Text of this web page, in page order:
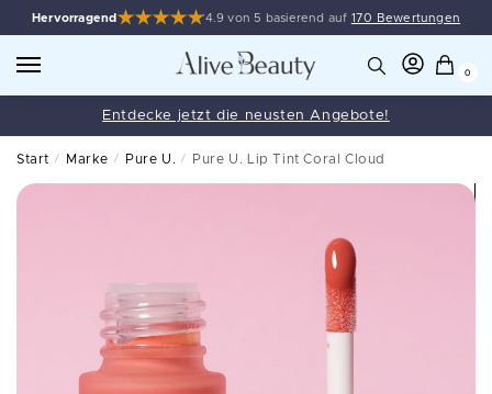
Hervorragend 4.9 von 5 basierend auf 170 Bewertungen
0
Entdecke jetzt die neusten Angebote!
Start / Marke / Pure U. / Pure U. Lip Tint Coral Cloud